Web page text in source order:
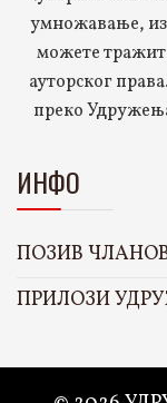
умножавање,
можете
ауторског
преко
ИНФО
ПОЗИВ
ПРИЛОЗИ